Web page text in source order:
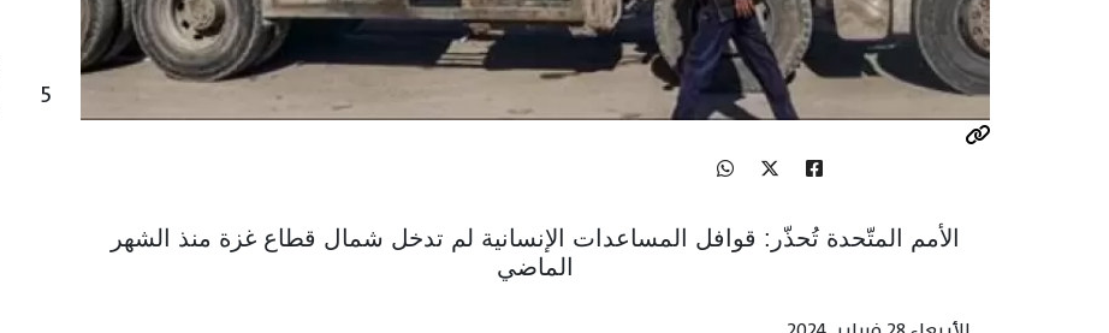
الأمم المتّحدة تُحذّر: قوافل المساعدات الإنسانية لم تدخل شمال قطاع غزة منذ الشهر
الماضي
5